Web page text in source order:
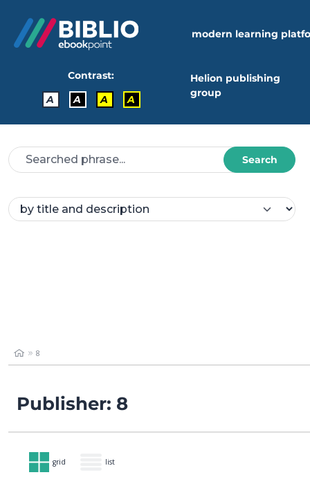
modern learning
Contrast:
A
A A A
Helion publishing
group
Search
8
Publisher: 8
grid list